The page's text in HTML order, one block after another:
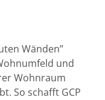
Wänden”
und
Wohnraum
So schafft GCP